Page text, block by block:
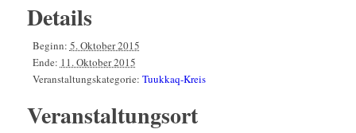
Details
Beginn: 5. Oktober 2015
Ende: 11. Oktober 2015
Veranstaltungskategorie: Tuukkaq-Kreis
Veranstaltungsort